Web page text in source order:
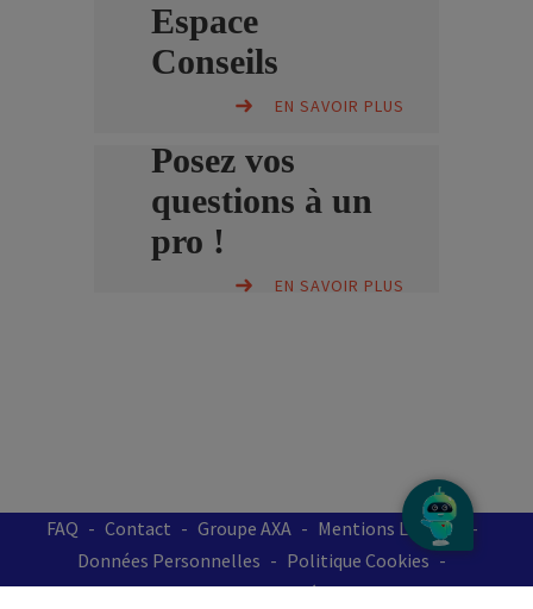
Espace
Conseils
EN SAVOIR PLUS
Posez vos
questions à un
pro !
EN SAVOIR PLUS
FAQ Contact Groupe AXA
Mentions Légales
Données Personnelles
Politique Cookies
Accessibilité